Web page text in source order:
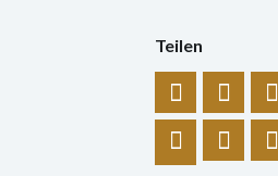
Teilen